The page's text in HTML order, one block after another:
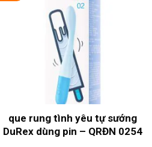
que rung tình yêu tự sướng
DuRex dùng pin – QRĐN 0254